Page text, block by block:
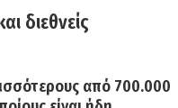
διεθνείς
από 700.000